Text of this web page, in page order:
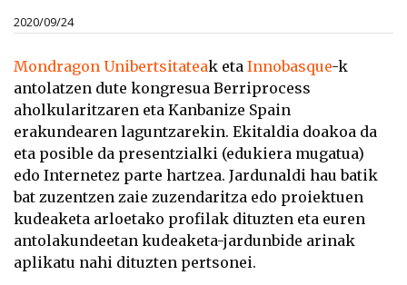
2020/09/24
Mondragon Unibertsitateak eta Innobasque-k
antolatzen dute kongresua Berriprocess
aholkularitzaren eta Kanbanize Spain
erakundearen laguntzarekin. Ekitaldia doakoa da
eta posible da presentzialki (edukiera mugatua)
edo Internetez parte hartzea. Jardunaldi hau batik
bat zuzentzen zaie zuzendaritza edo proiektuen
kudeaketa arloetako profilak dituzten eta euren
antolakundeetan kudeaketa-jardunbide arinak
aplikatu nahi dituzten pertsonei.